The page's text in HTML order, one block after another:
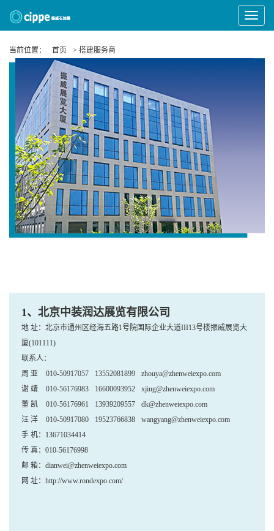
Toggle
当前位置：
首页 > 搭建服务商
1、北京中装润达展览有限公司
地 址：北京市通州区经海五路1号院国际企业大道III13号楼振威展览大
厦(101111)
联系人：
周 亚
010-50917057 13552081899
zhouya@zhenweiexpo.com
谢 靖
010-56176983 16600093952
xjing@zhenweiexpo.com
董 凯
010-56176961 13939209557
dk@zhenweiexpo.com
汪 洋
010-50917080 19523766838
wangyang@zhenweiexpo.com
手 机：13671034414
传 真：010-56176998
邮 箱：dianwei@zhenweiexpo.com
网 址： http://www.rondexpo.com/